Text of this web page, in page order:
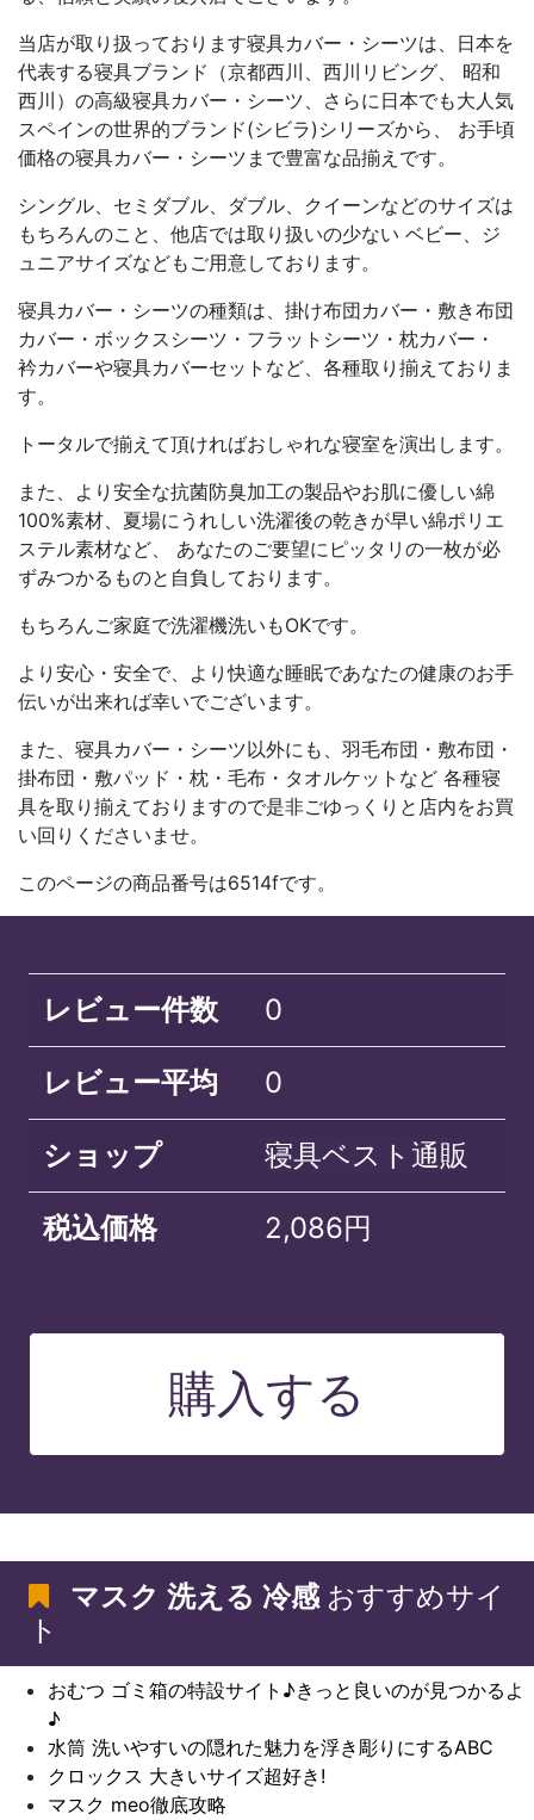
当店が取り扱っております寝具カバー・シーツは、日本を
代表する寝具ブランド（京都西川、西川リビング、 昭和
西川）の高級寝具カバー・シーツ、さらに日本でも大人気
スペインの世界的ブランド(シビラ)シリーズから、 お手頃
価格の寝具カバー・シーツまで豊富な品揃えです。
シングル、セミダブル、ダブル、クイーンなどのサイズは
もちろんのこと、他店では取り扱いの少ない ベビー、ジ
ュニアサイズなどもご用意しております。
寝具カバー・シーツの種類は、掛け布団カバー・敷き布団
カバー・ボックスシーツ・フラットシーツ・枕カバー・
衿カバーや寝具カバーセットなど、各種取り揃えておりま
す。
トータルで揃えて頂ければおしゃれな寝室を演出します。
また、より安全な抗菌防臭加工の製品やお肌に優しい綿
100%素材、夏場にうれしい洗濯後の乾きが早い綿ポリエ
ステル素材など、 あなたのご要望にピッタリの一枚が必
ずみつかるものと自負しております。
もちろんご家庭で洗濯機洗いもOKです。
より安心・安全で、より快適な睡眠であなたの健康のお手
伝いが出来れば幸いでございます。
また、寝具カバー・シーツ以外にも、羽毛布団・敷布団・
掛布団・敷パッド・枕・毛布・タオルケットなど 各種寝
具を取り揃えておりますので是非ごゆっくりと店内をお買
い回りくださいませ。
このページの商品番号は6514fです。
レビュー件数 0
レビュー平均 0
ショップ 寝具ベスト通販
税込価格 2,086円
購入する
マスク 洗える 冷感おすすめサイ
ト
おむつ ゴミ箱の特設サイト♪きっと良いのが見つかるよ
♪
水筒 洗いやすいの隠れた魅力を浮き彫りにするABC
クロックス 大きいサイズ超好き!
マスク meo徹底攻略